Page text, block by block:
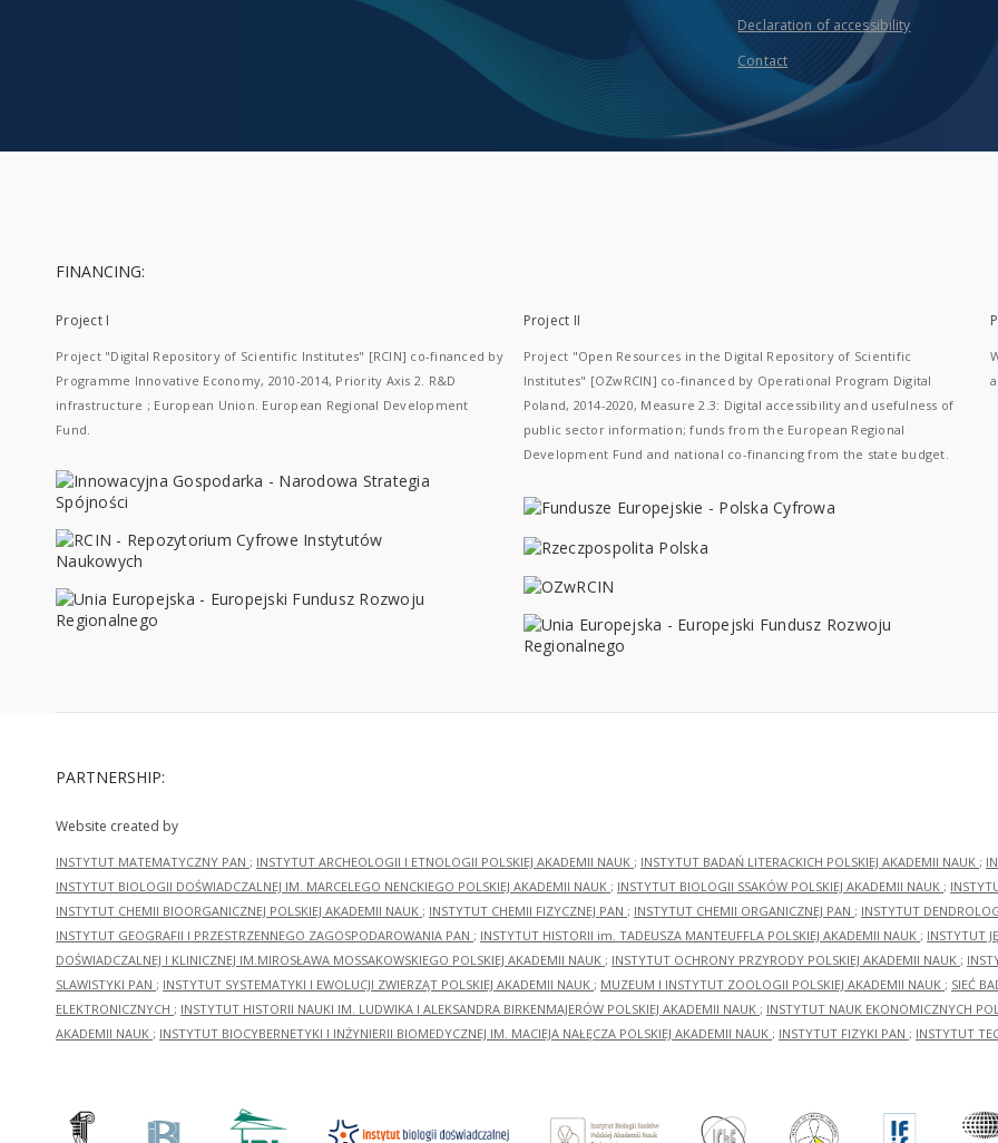
Declaration of accessibility
Contact
FINANCING:
Project I
Project "Digital Repository of Scientific Institutes" [RCIN] co-financed by
Programme Innovative Economy, 2010-2014, Priority Axis 2. R&D
infrastructure ; European Union. European Regional Development
Fund.
Project II
Project "Open Resources in the Digital Repository of Scientific
Institutes" [OZwRCIN] co-financed by Operational Program Digital
Poland, 2014-2020, Measure 2.3: Digital accessibility and usefulness of
public sector information; funds from the European Regional
Development Fund and national co-financing from the state budget.
PARTNERSHIP:
Website created by
INSTYTUT MATEMATYCZNY PAN ; INSTYTUT ARCHEOLOGII I ETNOLOGII POLSKIEJ AKADEMII NAUK ; INSTYTUT BADAŃ LITERACKICH POLSKIEJ AKADEMII NAUK ;
INSTYTUT BIOLOGII DOŚWIADCZALNEJ IM. MARCELEGO NENCKIEGO POLSKIEJ AKADEMII NAUK ; INSTYTUT BIOLOGII SSAKÓW POLSKIEJ AKADEMII NAUK ;
INSTYTUT CHEMII BIOORGANICZNEJ POLSKIEJ AKADEMII NAUK ; INSTYTUT CHEMII FIZYCZNEJ PAN ; INSTYTUT CHEMII ORGANICZNEJ PAN ; INSTYTUT
INSTYTUT GEOGRAFII I PRZESTRZENNEGO ZAGOSPODAROWANIA PAN ; INSTYTUT HISTORII im. TADEUSZA MANTEUFFLA POLSKIEJ AKADEMII NAUK ; INSTYTUT
DOŚWIADCZALNEJ I KLINICZNEJ IM.MIROSŁAWA MOSSAKOWSKIEGO POLSKIEJ AKADEMII NAUK ; INSTYTUT OCHRONY PRZYRODY POLSKIEJ AKADEMII NAUK ;
SLAWISTYKI PAN ; INSTYTUT SYSTEMATYKI I EWOLUCJI ZWIERZĄT POLSKIEJ AKADEMII NAUK ; MUZEUM I INSTYTUT ZOOLOGII POLSKIEJ AKADEMII NAUK ; SIEĆ
ELEKTRONICZNYCH ; INSTYTUT HISTORII NAUKI IM. LUDWIKA I ALEKSANDRA BIRKENMAJERÓW POLSKIEJ AKADEMII NAUK ; INSTYTUT NAUK EKONOMICZNYCH
AKADEMII NAUK ; INSTYTUT BIOCYBERNETYKI I INŻYNIERII BIOMEDYCZNEJ IM. MACIEJA NAŁĘCZA POLSKIEJ AKADEMII NAUK ; INSTYTUT FIZYKI PAN ; INSTYTUT